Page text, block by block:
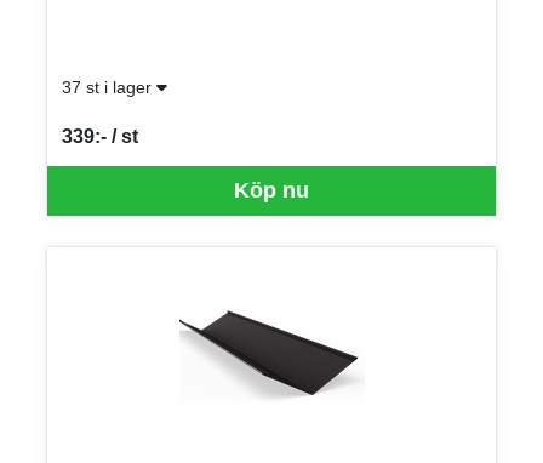
37 st i lager
Köp nu
339:- / st
SEK per ST